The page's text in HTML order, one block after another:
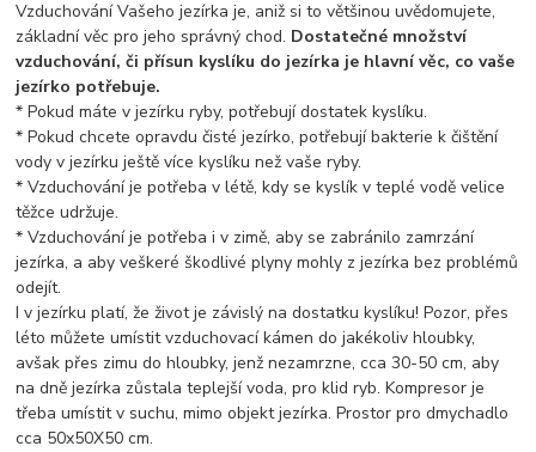
Vzduchování Vašeho jezírka je, aniž si to většinou uvědomujete,
základní věc pro jeho správný chod. Dostatečné množství
vzduchování, či přísun kyslíku do jezírka je hlavní věc, co vaše
jezírko potřebuje.
* Pokud máte v jezírku ryby, potřebují dostatek kyslíku.
* Pokud chcete opravdu čisté jezírko, potřebují bakterie k čištění
vody v jezírku ještě více kyslíku než vaše ryby.
* Vzduchování je potřeba v létě, kdy se kyslík v teplé vodě velice
těžce udržuje.
* Vzduchování je potřeba i v zimě, aby se zabránilo zamrzání
jezírka, a aby veškeré škodlivé plyny mohly z jezírka bez problémů
odejít.
I v jezírku platí, že život je závislý na dostatku kyslíku! Pozor, přes
léto můžete umístit vzduchovací kámen do jakékoliv hloubky,
avšak přes zimu do hloubky, jenž nezamrzne, cca 30-50 cm, aby
na dně jezírka zůstala teplejší voda, pro klid ryb. Kompresor je
třeba umístit v suchu, mimo objekt jezírka. Prostor pro dmychadlo
cca 50x50X50 cm.